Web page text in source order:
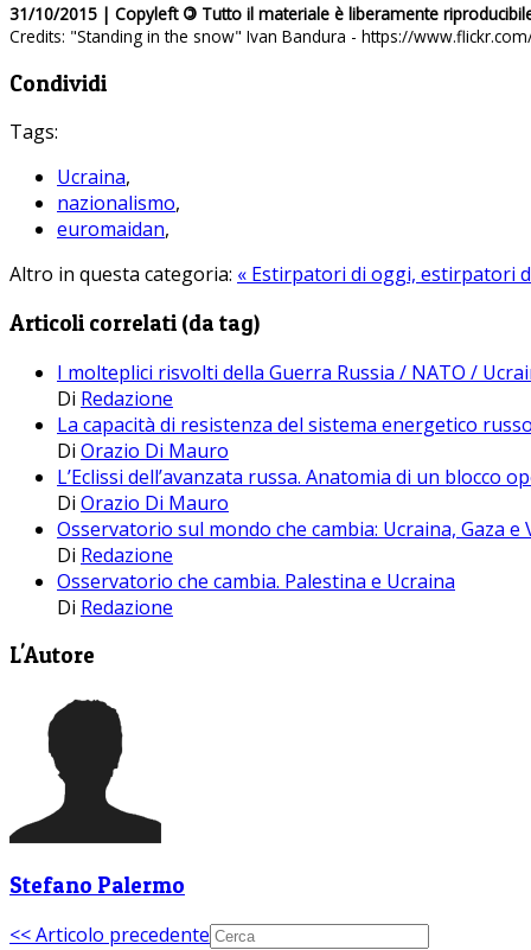
31/10/2015 | Copyleft © Tutto il materiale è liberamente
Credits: "Standing in the snow" Ivan Bandura - https://
Condividi
Tags:
Ucraina,
nazionalismo,
euromaidan,
Altro in questa categoria: « Estirpatori di oggi, estirpatori
Articoli correlati (da tag)
I molteplici risvolti della Guerra Russia / NATO /
Di Redazione
La capacità di resistenza del sistema energetico
Di Orazio Di Mauro
L’Eclissi dell’avanzata russa. Anatomia di un blocco
Di Orazio Di Mauro
Osservatorio sul mondo che cambia: Ucraina, Gaza e
Di Redazione
Osservatorio che cambia. Palestina e Ucraina
Di Redazione
L'Autore
Stefano Palermo
<< Articolo precedente